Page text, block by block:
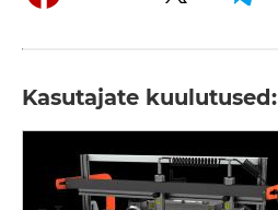
Kasutajate